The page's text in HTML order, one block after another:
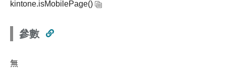
kintone.isMobilePage()
參數
無